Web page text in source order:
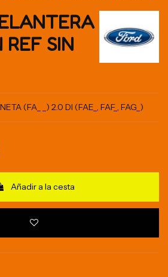
REF SIN
(FA_ _) 2.0 DI (FAE_, FAF_, FAG_)
Añadir a la cesta